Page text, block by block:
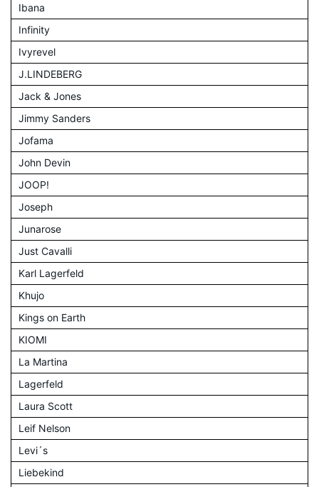
Ibana
Infinity
Ivyrevel
J.LINDEBERG
Jack & Jones
Jimmy Sanders
Jofama
John Devin
JOOP!
Joseph
Junarose
Just Cavalli
Karl Lagerfeld
Khujo
Kings on Earth
KIOMI
La Martina
Lagerfeld
Laura Scott
Leif Nelson
Levi´s
Liebekind